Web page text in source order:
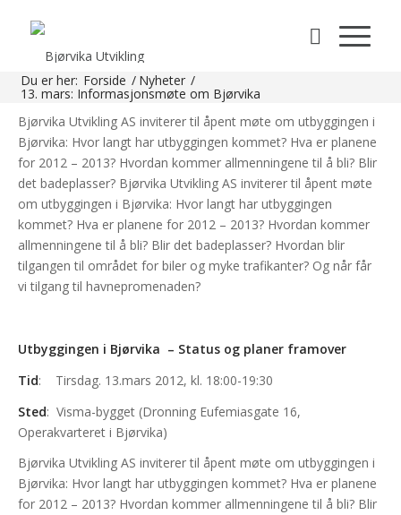
Du er her: Forside / Nyheter /
13. mars: Informasjonsmøte om Bjørvika
for 2012 – 2013? Hvordan kommer allmenningene til å bli? Blir
det badeplasser? Bjørvika Utvikling AS inviterer til åpent møte
om utbyggingen i Bjørvika: Hvor langt har utbyggingen
kommet? Hva er planene for 2012 – 2013? […]
Bjørvika Utvikling AS inviterer til åpent møte om utbyggingen i
Bjørvika: Hvor langt har utbyggingen kommet? Hva er planene
for 2012 – 2013? Hvordan kommer allmenningene til å bli? Blir
det badeplasser? Bjørvika Utvikling AS inviterer til åpent møte
om utbyggingen i Bjørvika: Hvor langt har utbyggingen
kommet? Hva er planene for 2012 – 2013? Hvordan kommer
allmenningene til å bli? Blir det badeplasser? Hvordan blir
tilgangen til området for biler og myke trafikanter? Og når får
vi tilgang til havnepromenaden?
Utbyggingen i Bjørvika – Status og planer framover
Tid: Tirsdag. 13.mars 2012, kl. 18:00-19:30
Sted: Visma-bygget (Dronning Eufemiasgate 16,
Operakvarteret i Bjørvika)
Bjørvika Utvikling AS inviterer til åpent møte om utbyggingen i
Bjørvika: Hvor langt har utbyggingen kommet? Hva er planene
for 2012 – 2013? Hvordan kommer allmenningene til å bli? Blir